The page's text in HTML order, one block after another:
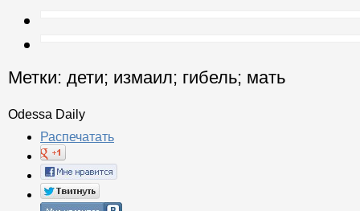
Метки: дети; измаил; гибель; мать
Odessa Daily
Распечатать